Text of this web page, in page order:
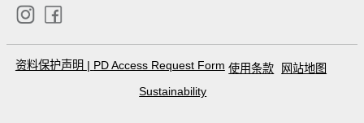
资料保护声明 | PD Access Request Form 使用条款
网站地图
Sustainability